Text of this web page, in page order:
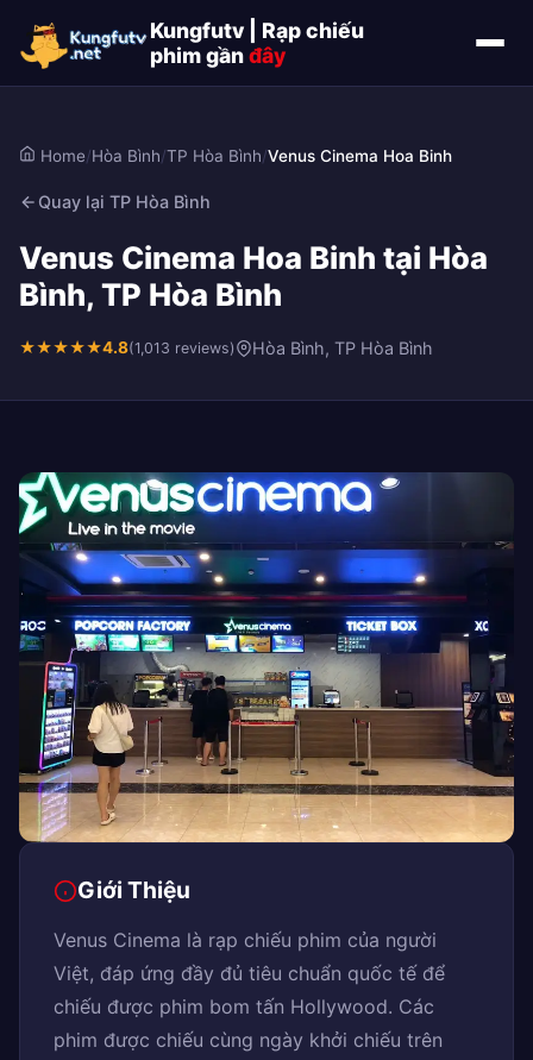
Kungfutv | Rạp chiếu
phim gầnđây
Home/Hòa Bình/TP Hòa Bình/Venus Cinema Hoa Binh
Quay lại TP Hòa Bình
Venus Cinema Hoa Binh tại Hòa
Bình, TP Hòa Bình
★★★★★4.8(1,013 reviews) Hòa Bình, TP Hòa Bình
Giới Thiệu
Venus Cinema là rạp chiếu phim của người
Việt, đáp ứng đầy đủ tiêu chuẩn quốc tế để
chiếu được phim bom tấn Hollywood. Các
phim được chiếu cùng ngày khởi chiếu trên